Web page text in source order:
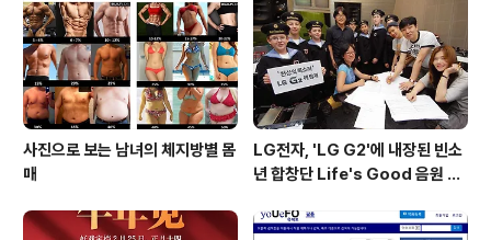
사진으로 보는 남녀의 체지방별 몸
매
LG전자, 'LG G2'에 내장된 빈소
년 합창단 Life's Good 음원 공